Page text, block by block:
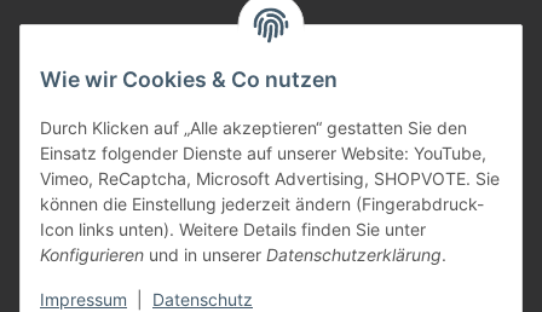
Wie wir Cookies & Co nutzen
Durch Klicken auf „Alle akzeptieren“ gestatten Sie den
Einsatz folgender Dienste auf unserer Website: YouTube,
Vimeo, ReCaptcha, Microsoft Advertising, SHOPVOTE. Sie
können die Einstellung jederzeit ändern (Fingerabdruck-
Icon links unten). Weitere Details finden Sie unter
Konfigurieren und in unserer Datenschutzerklärung.
Impressum Datenschutz
Vertriebspartner